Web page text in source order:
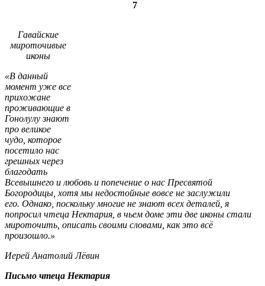
7
Гавайские
мироточивые
иконы
«В данный
момент уже все
прихожане
проживающие в
Гонолулу знают
про великое
чудо, которое
посетило нас
грешных через
благодать
Всевышнего и любовь и попечение о нас Пресвятой
Богородицы, хотя мы недостойные вовсе не заслужили
его. Однако, поскольку многие не знают всех деталей, я
попросил чтеца Нектария, в чьем доме эти две иконы стали
мироточить, описать своими словами, как это всё
произошло.»
Иерей Анатолий Лёвин
Письмо чтеца Нектария